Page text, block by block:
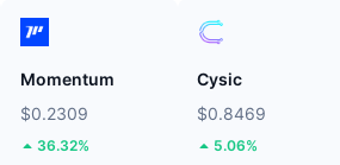
Momentum
$0.2309
36.32%
Cysic
$0.8469
5.06%